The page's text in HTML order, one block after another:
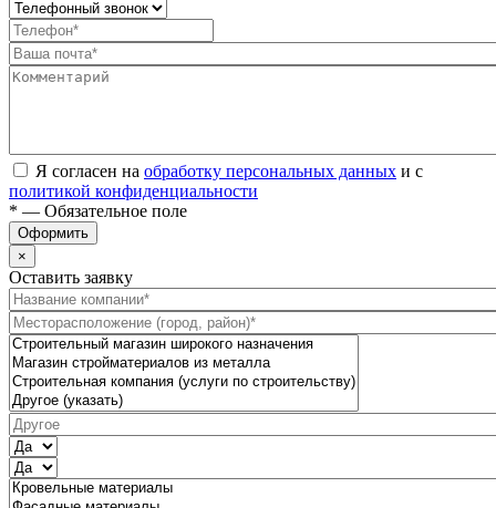
Я согласен на обработку персональных данных и с
политикой конфиденциальности
* — Обязательное поле
Оформить
×
Оставить заявку